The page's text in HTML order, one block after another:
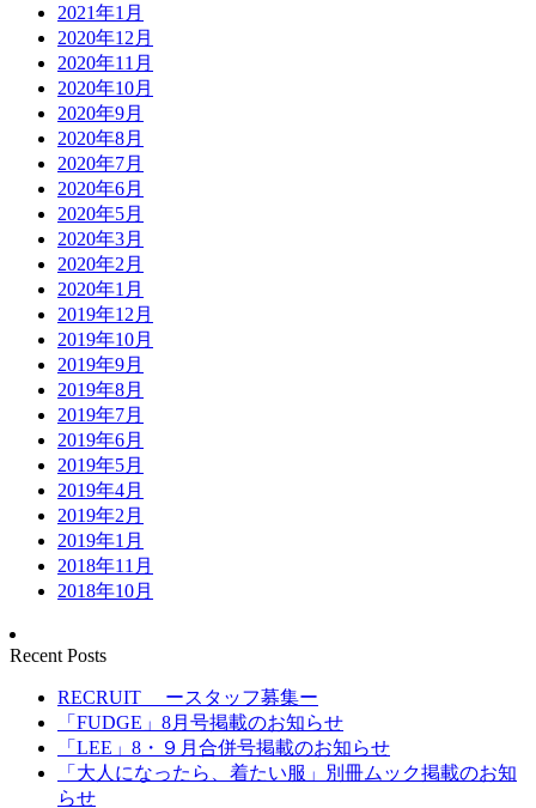
2021年1月
2020年12月
2020年11月
2020年10月
2020年9月
2020年8月
2020年7月
2020年6月
2020年5月
2020年3月
2020年2月
2020年1月
2019年12月
2019年10月
2019年9月
2019年8月
2019年7月
2019年6月
2019年5月
2019年4月
2019年2月
2019年1月
2018年11月
2018年10月
Recent Posts
RECRUIT ースタッフ募集ー
「FUDGE」8月号掲載のお知らせ
「LEE」8・９月合併号掲載のお知らせ
「大人になったら、着たい服」別冊ムック掲載のお知
らせ